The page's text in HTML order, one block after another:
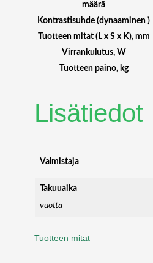
määrä
Kontrastisuhde (dynaaminen )
Tuotteen mitat (L x S x K), mm
Virrankulutus, W
Tuotteen paino, kg
Lisätiedot
Valmistaja
Takuuaika
vuotta
Tuotteen mitat